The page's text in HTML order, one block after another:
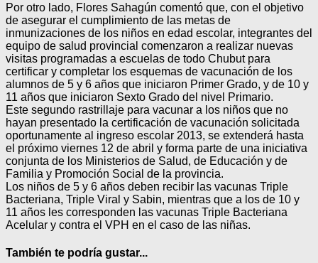
Por otro lado, Flores Sahagún comentó que, con el objetivo
de asegurar el cumplimiento de las metas de
inmunizaciones de los niños en edad escolar, integrantes del
equipo de salud provincial comenzaron a realizar nuevas
visitas programadas a escuelas de todo Chubut para
certificar y completar los esquemas de vacunación de los
alumnos de 5 y 6 años que iniciaron Primer Grado, y de 10 y
11 años que iniciaron Sexto Grado del nivel Primario.
Este segundo rastrillaje para vacunar a los niños que no
hayan presentado la certificación de vacunación solicitada
oportunamente al ingreso escolar 2013, se extenderá hasta
el próximo viernes 12 de abril y forma parte de una iniciativa
conjunta de los Ministerios de Salud, de Educación y de
Familia y Promoción Social de la provincia.
Los niños de 5 y 6 años deben recibir las vacunas Triple
Bacteriana, Triple Viral y Sabin, mientras que a los de 10 y
11 años les corresponden las vacunas Triple Bacteriana
Acelular y contra el VPH en el caso de las niñas.
También te podría gustar...